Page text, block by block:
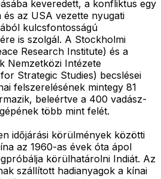
keveredett, a konfliktus egy
és az USA vezette nyugati
kulcsfontosságú
is szolgál. A Stockholmi
Research Institute) és a
Nemzetközi Intézete
Strategic Studies) becslései
felszerelésének mintegy 81
beleértve a 400 vadász-
több mint felét.
időjárási körülmények közötti
az 1960-as évek óta ápol
körülhatárolni Indiát. Az
szállított hadianyagok a kínai